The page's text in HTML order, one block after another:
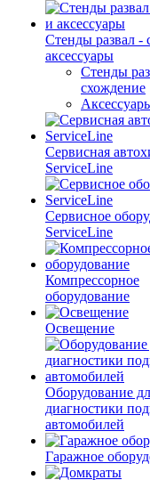
Стенды развал -
аксессуары
Стенды
схождение
Сервисная
ServiceLine
Сервисное
ServiceLine
Компрессорное
оборудование
Освещение
Оборудование
диагностики
автомобилей
Гаражное